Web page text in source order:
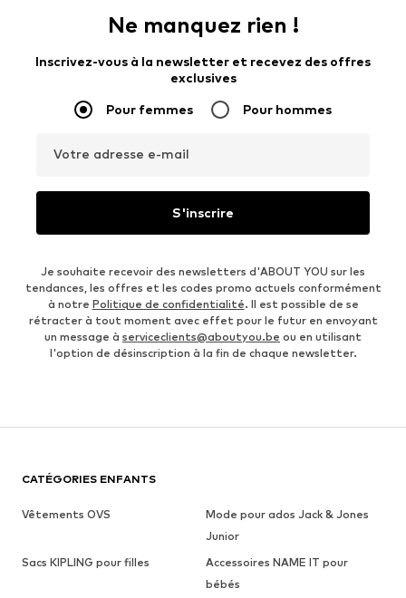
Ne manquez rien !
Inscrivez-vous à la newsletter et recevez des offres
exclusives
Pour femmes Pour hommes
Votre adresse e-mail
S'inscrire
Je souhaite recevoir des newsletters d'ABOUT YOU sur les
tendances, les offres et les codes promo actuels conformément
à notre Politique de confidentialité. Il est possible de se
rétracter à tout moment avec effet pour le futur en envoyant
un message à serviceclients@aboutyou.be ou en utilisant
l'option de désinscription à la fin de chaque newsletter.
CATÉGORIES ENFANTS
Vêtements OVS
Mode pour ados Jack & Jones
Junior
Sacs KIPLING pour filles
Accessoires NAME IT pour
bébés